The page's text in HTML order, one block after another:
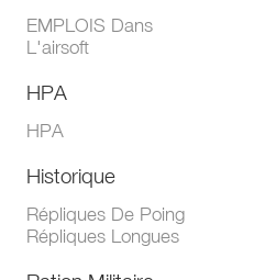
EMPLOIS Dans
L'airsoft
HPA
HPA
Historique
Répliques De Poing
Répliques Longues